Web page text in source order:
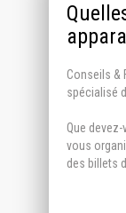
Conseils &
spécialisé
Que
vous
des billets